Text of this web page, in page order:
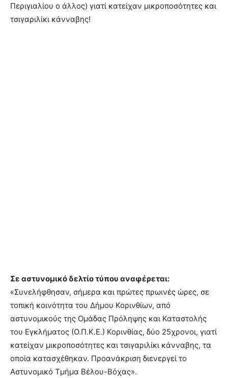
Περιγιαλίου ο άλλος) γιατί κατείχαν μικροποσότητες και
τσιγαριλίκι κάνναβης!
Σε αστυνομικό δελτίο τύπου αναφέρεται:
«Συνελήφθησαν, σήμερα και πρώτες πρωινές ώρες, σε
τοπική κοινότητα του Δήμου Κορινθίων, από
αστυνομικούς της Ομάδας Πρόληψης και Καταστολής
του Εγκλήματος (Ο.Π.Κ.Ε.) Κορινθίας, δύο 25χρονοι, γιατί
κατείχαν μικροποσότητες και τσιγαριλίκι κάνναβης, τα
οποία κατασχέθηκαν. Προανάκριση διενεργεί το
Αστυνομικό Τμήμα Βέλου-Βόχας».